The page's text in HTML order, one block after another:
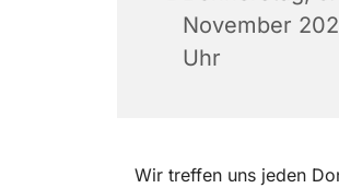
November
Uhr
Wir treffen uns jeden